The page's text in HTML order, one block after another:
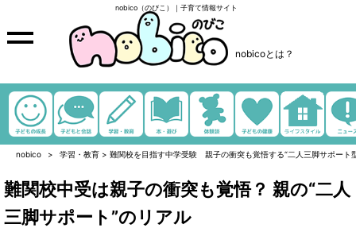
nobico（のびこ）｜子育て情報サイト
nobicoとは？
nobico 学習・教育 > 難関校を目指す中学受験 親子の衝突も覚悟する“二人三脚サポート
難関校中受は親子の衝突も覚悟？ 親の“二人
三脚サポート”のリアル